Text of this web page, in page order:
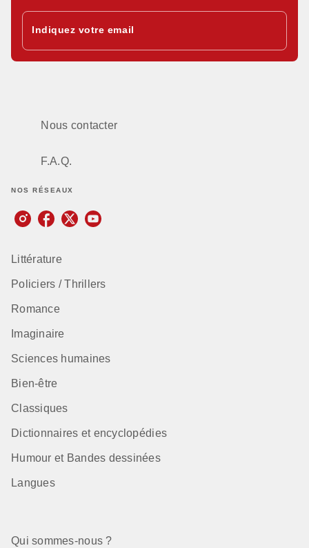
Indiquez votre email
Nous contacter
F.A.Q.
NOS RÉSEAUX
Littérature
Policiers / Thrillers
Romance
Imaginaire
Sciences humaines
Bien-être
Classiques
Dictionnaires et encyclopédies
Humour et Bandes dessinées
Langues
Qui sommes-nous ?